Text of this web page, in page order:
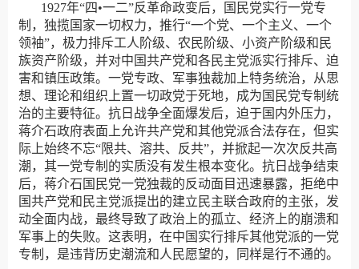
1927年“四•一二”反革命政变后，国民党实行一党专
制，独揽国家一切权力，推行“一个党、一个主义、一个
领袖”，极力排斥工人阶级、农民阶级、小资产阶级和民
族资产阶级，并对中国共产党和各民主党派实行排斥、迫
害和镇压政策。一党专政、军事独裁加上特务统治，从思
想、理论和组织上置一切政党于死地，成为国民党专制统
治的主要特征。抗日战争全面爆发后，迫于国内外压力，
蒋介石政府表面上允许共产党和其他党派合法存在，但实
际上始终不忘“限共、溶共、反共”，并掀起一次次反共高
潮，其一党专制的实质没有发生根本变化。抗日战争结束
后，蒋介石国民党一党独裁的反动面目迅速暴露，拒绝中
国共产党和民主党派提出的建立民主联合政府的主张，发
动全面内战，最终导致了政治上的孤立、经济上的崩溃和
军事上的失败。这表明，在中国实行排斥其他党派的一党
专制，是违背历史潮流和人民愿望的，同样是行不通的。